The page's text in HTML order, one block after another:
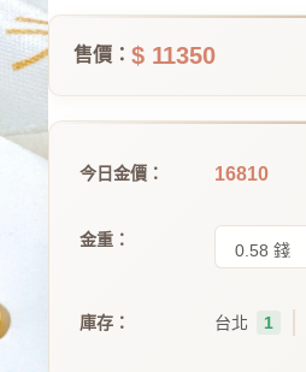
售價： $ 11350
今日金價： 16810
金重：
庫存： 台北 1